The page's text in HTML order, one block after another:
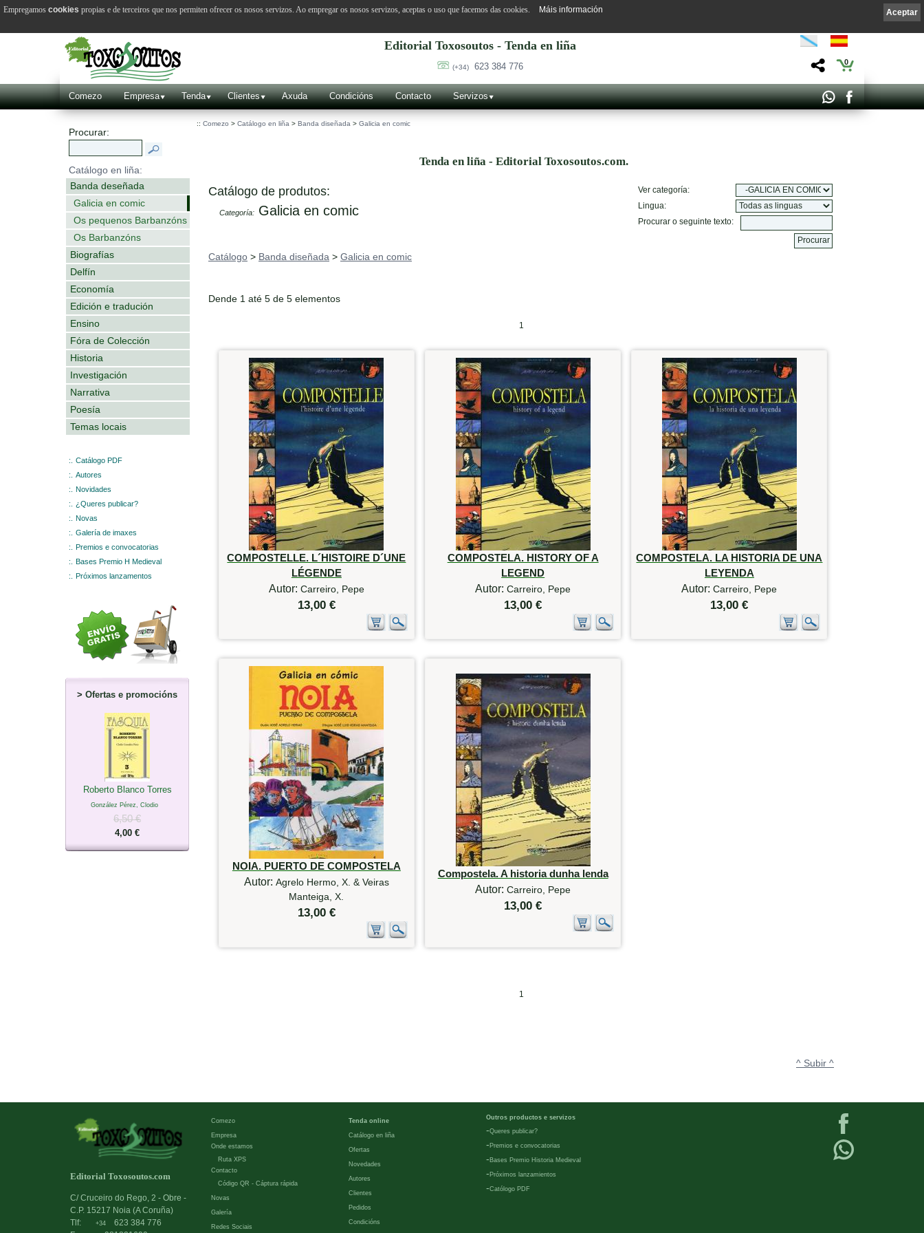
Editorial Toxosoutos - Tenda en liña
(+34) 623 384 776 0
Comezo Empresa Tenda Clientes Axuda Condicións Contacto Servizos
Procurar:
Catálogo en liña:
Banda deseñada
Galicia en comic
Os pequenos Barbanzóns
Os Barbanzóns
Biografías
Delfín
Economía
Edición e tradución
Ensino
Fóra de Colección
Historia
Investigación
Narrativa
Poesía
Temas locais
:.
Catálogo PDF
:.
Autores
:.
Novidades
:.
¿Queres publicar?
:.
Novas
:.
Galería de imaxes
:.
Premios e convocatorias
:.
Bases Premio H Medieval
:.
Próximos lanzamentos
> Ofertas e promocións
Roberto Blanco Torres
González Pérez, Clodio
6,50 €
4,00 €
:: Comezo > Catálogo en liña > Banda diseñada > Galicia en comic
Tenda en liña - Editorial Toxosoutos.com.
Catálogo de produtos:
Categoría: Galicia en comic
Ver categoría:
Lingua:
Procurar o seguinte texto:
Catálogo > Banda diseñada > Galicia en comic
Dende 1 até 5 de 5 elementos
1
COMPOSTELLE. L´HISTOIRE D´UNE
LÉGENDE
Autor: Carreiro, Pepe
13,00 €
COMPOSTELA. HISTORY OF A
LEGEND
Autor:Carreiro, Pepe
13,00 €
COMPOSTELA. LA HISTORIA DE UNA
LEYENDA
Autor:Carreiro, Pepe
13,00 €
NOIA. PUERTO DE COMPOSTELA
Autor: Agrelo Hermo, X. & Veiras
Manteiga, X.
13,00 €
Compostela. A historia dunha lenda
Autor:Carreiro, Pepe
13,00 €
1
^ Subir ^
Editorial Toxosoutos.com
C/ Cruceiro do Rego, 2 - Obre -
C.P. 15217 Noia (A Coruña)
Tlf:
+34
623 384 776
Comezo
Empresa
Onde estamos
Ruta XPS
Contacto
Código QR - Cáptura rápida
Novas
Galería
Redes Sociais
Tenda online
Catálogo en liña
Ofertas
Novedades
Autores
Clientes
Pedidos
Condicións
Outros productos e servizos
-Queres publicar?
- Premios e convocatorias
- Bases Premio Historia Medieval
- Próximos lanzamientos
-Católogo PDF
Aceptar
Empregamos cookies propias e de terceiros que nos permiten ofrecer os nosos servizos. Ao empregar os nosos servizos, aceptas o uso que facemos das cookies. Máis información